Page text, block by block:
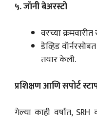
५. जॉनी बेअरस्टो
वरच्या
डेव्हिड
तयार केली.
प्रशिक्षण आणि सपोर्ट
गेल्या काही वर्षांत,